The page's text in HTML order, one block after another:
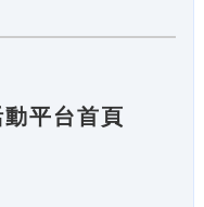
平台首頁